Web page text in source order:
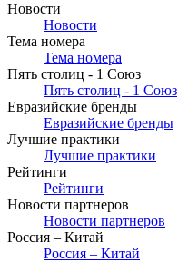
Новости
Новости
Тема номера
Тема номера
Пять столиц - 1 Союз
Пять столиц - 1 Союз
Евразийские бренды
Евразийские бренды
Лучшие практики
Лучшие практики
Рейтинги
Рейтинги
Новости партнеров
Новости партнеров
Россия – Китай
Россия – Китай